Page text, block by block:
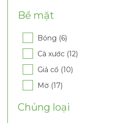
Bề mặt
Bóng (6)
Cà xước (12)
Giả cổ (10)
Mờ (17)
Chủng loại